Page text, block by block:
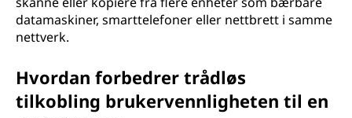
datamaskiner, smarttelefoner eller nettbrett i samme
nettverk.
Hvordan forbedrer trådløs
tilkobling brukervennligheten til en